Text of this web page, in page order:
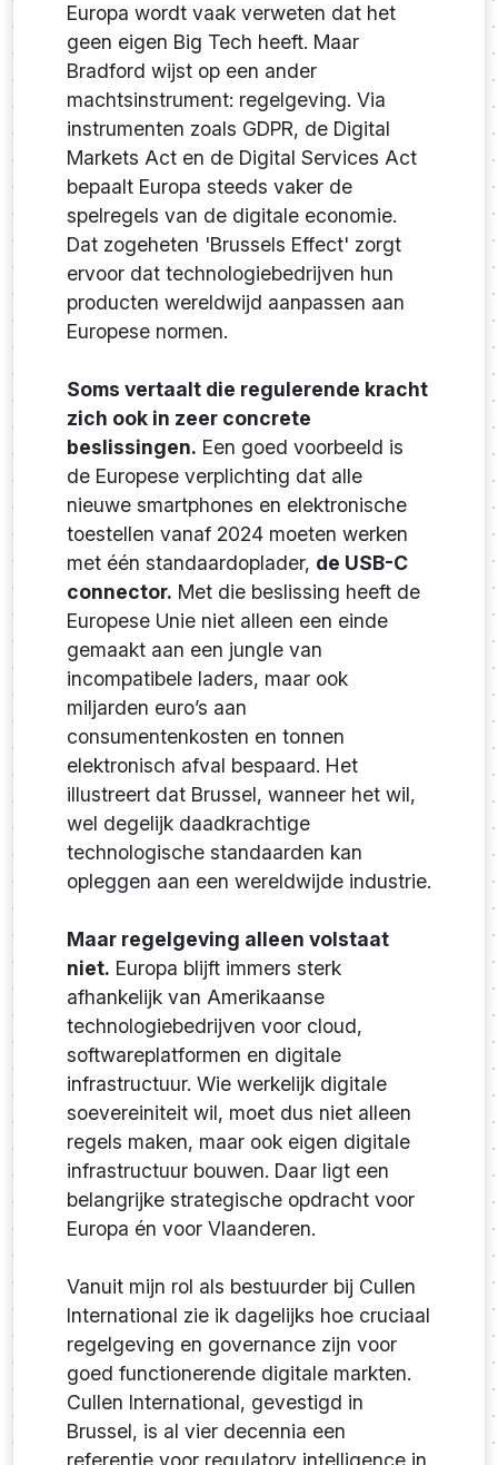
Europa wordt vaak verweten dat het
geen eigen Big Tech heeft. Maar
Bradford wijst op een ander
machtsinstrument: regelgeving. Via
instrumenten zoals GDPR, de Digital
Markets Act en de Digital Services Act
bepaalt Europa steeds vaker de
spelregels van de digitale economie.
Dat zogeheten 'Brussels Effect' zorgt
ervoor dat technologiebedrijven hun
producten wereldwijd aanpassen aan
Europese normen.
Soms vertaalt die regulerende kracht
zich ook in zeer concrete
beslissingen. Een goed voorbeeld is
de Europese verplichting dat alle
nieuwe smartphones en elektronische
toestellen vanaf 2024 moeten werken
met één standaardoplader, de USB-C
connector. Met die beslissing heeft de
Europese Unie niet alleen een einde
gemaakt aan een jungle van
incompatibele laders, maar ook
miljarden euro’s aan
consumentenkosten en tonnen
elektronisch afval bespaard. Het
illustreert dat Brussel, wanneer het wil,
wel degelijk daadkrachtige
technologische standaarden kan
opleggen aan een wereldwijde industrie.
Maar regelgeving alleen volstaat
niet. Europa blijft immers sterk
afhankelijk van Amerikaanse
technologiebedrijven voor cloud,
softwareplatformen en digitale
infrastructuur. Wie werkelijk digitale
soevereiniteit wil, moet dus niet alleen
regels maken, maar ook eigen digitale
infrastructuur bouwen. Daar ligt een
belangrijke strategische opdracht voor
Europa én voor Vlaanderen.
Vanuit mijn rol als bestuurder bij Cullen
International zie ik dagelijks hoe cruciaal
regelgeving en governance zijn voor
goed functionerende digitale markten.
Cullen International, gevestigd in
Brussel, is al vier decennia een
referentie voor regulatory intelligence in